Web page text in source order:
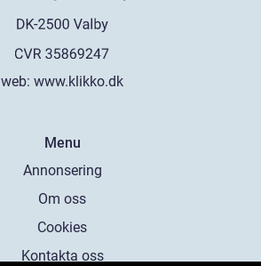
web: www.klikko.dk
Menu
Annonsering
Om oss
Cookies
Kontakta oss